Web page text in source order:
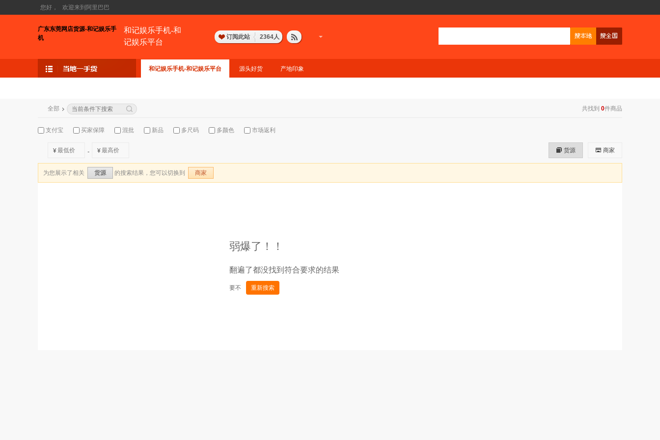
您好， 欢迎来到阿里巴巴
广东东莞网店货源-和记娱乐手
机
和记娱乐手机-和
记娱乐平台
订阅此站 2364人
和记娱乐手机-和记娱乐平台 源头好货 产地印象
共找到 0件商品
全部
支付宝 买家保障 混批 新品 多尺码 多颜色 市场返利
¥ - ¥ 商家
货源
为您展示了相关 货源 的搜索结果，您可以切换到 商家
弱爆了！！
翻遍了都没找到符合要求的结果
要不 重新搜索